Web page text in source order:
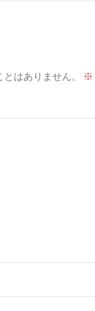
はありません。 ※